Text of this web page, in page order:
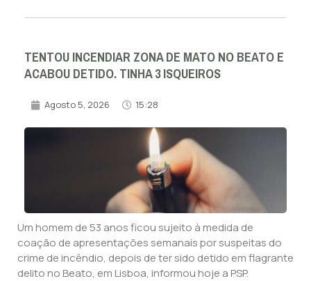
TENTOU INCENDIAR ZONA DE MATO NO BEATO E
ACABOU DETIDO. TINHA 3 ISQUEIROS
Agosto 5, 2026 15:28
Um homem de 53 anos ficou sujeito à medida de
coação de apresentações semanais por suspeitas do
crime de incêndio, depois de ter sido detido em flagrante
delito no Beato, em Lisboa, informou hoje a PSP.